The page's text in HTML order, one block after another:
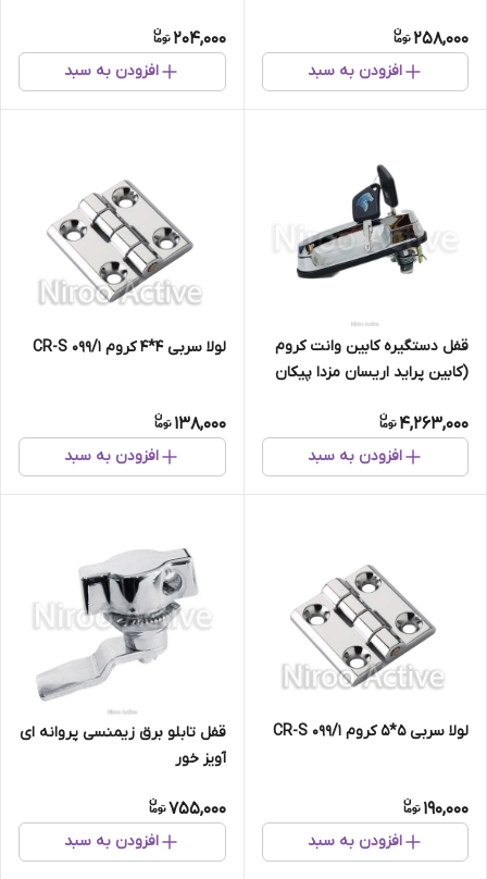
258,000
افزودن به سبد
204,000
افزودن به سبد
قفل دستگیره کابین وانت کروم
(کابین پراید اریسان مزدا پیکان
4,263,000
افزودن به سبد
لولا سربی ۴*۴ کروم ۰۹۹/۱ CR-S
138,000
افزودن به سبد
لولا سربی ۵*۵ کروم ۰۹۹/۱ CR-S
190,000
افزودن به سبد
قفل تابلو برق زیمنسی پروانه ای
آویز خور
755,000
افزودن به سبد